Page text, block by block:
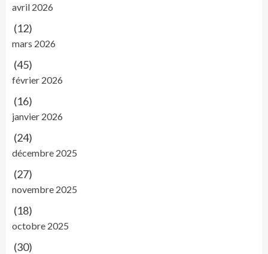
avril 2026
(12)
mars 2026
(45)
février 2026
(16)
janvier 2026
(24)
décembre 2025
(27)
novembre 2025
(18)
octobre 2025
(30)